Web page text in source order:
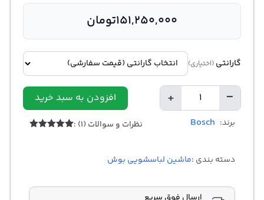
151,250,000تومان
گارانتی (اختیاری)
−
تعداد + افزودن به سبد خرید
برند: Bosch نظرات و سوالات (1) :
دسته بندی :ماشین لباسشویی بوش